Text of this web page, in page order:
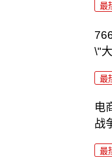
最
\"
最
电
战
最